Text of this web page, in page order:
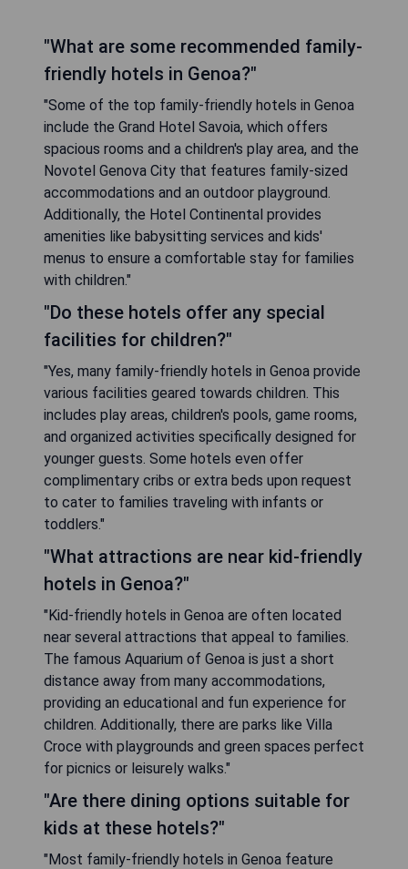
"What are some recommended family-
friendly hotels in Genoa?"
"Some of the top family-friendly hotels in Genoa
include the Grand Hotel Savoia, which offers
spacious rooms and a children's play area, and the
Novotel Genova City that features family-sized
accommodations and an outdoor playground.
Additionally, the Hotel Continental provides
amenities like babysitting services and kids'
menus to ensure a comfortable stay for families
with children."
"Do these hotels offer any special
facilities for children?"
"Yes, many family-friendly hotels in Genoa provide
various facilities geared towards children. This
includes play areas, children's pools, game rooms,
and organized activities specifically designed for
younger guests. Some hotels even offer
complimentary cribs or extra beds upon request
to cater to families traveling with infants or
toddlers."
"What attractions are near kid-friendly
hotels in Genoa?"
"Kid-friendly hotels in Genoa are often located
near several attractions that appeal to families.
The famous Aquarium of Genoa is just a short
distance away from many accommodations,
providing an educational and fun experience for
children. Additionally, there are parks like Villa
Croce with playgrounds and green spaces perfect
for picnics or leisurely walks."
"Are there dining options suitable for
kids at these hotels?"
"Most family-friendly hotels in Genoa feature